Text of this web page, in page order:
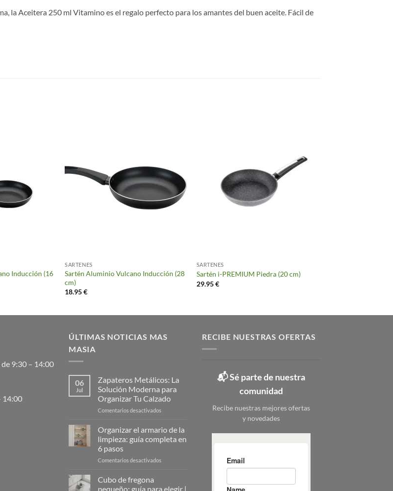
la Aceitera 250 ml Vitamino es el regalo perfecto para los amantes del buen aceite. Fácil de
Inducción (16
SARTENES
Sartén Aluminio Vulcano Inducción (28
cm)
18.95€
SARTENES
Sartén i-PREMIUM Piedra (20 cm)
29.95€
9:30 – 14:00
14:00
ÚLTIMAS NOTICIAS MAS
MASIA
06
Jul
Zapateros Metálicos: La
Solución Moderna para
Organizar Tu Calzado
Comentarios desactivados
Metálicos:
La
Solución
Calzado
Organizar el armario de la
limpieza: guía completa en
6 pasos
Comentarios desactivados
Cubo de fregona
pequeño: guía para elegir |
RECIBE NUESTRAS OFERTAS
📬 Sé parte de nuestra
comunidad
Recibe nuestras mejores ofertas
y novedades